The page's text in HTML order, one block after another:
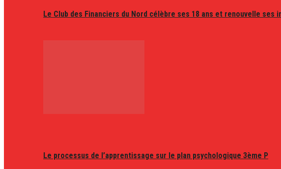
Le Club des Financiers du Nord célèbre ses 18 ans et renouvelle ses
Le processus de l’apprentissage sur le plan psychologique 3ème P